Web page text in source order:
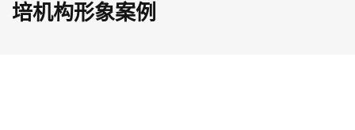
培机构形象案例